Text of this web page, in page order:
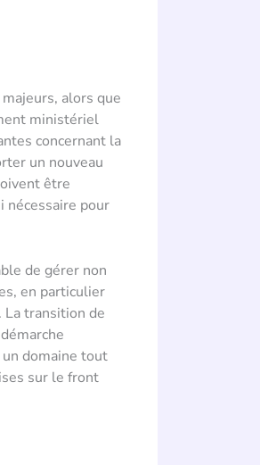
alors que
ministériel
concernant la
un nouveau
être
nécessaire pour
de gérer non
en particulier
La transition de
domaine tout
sur le front